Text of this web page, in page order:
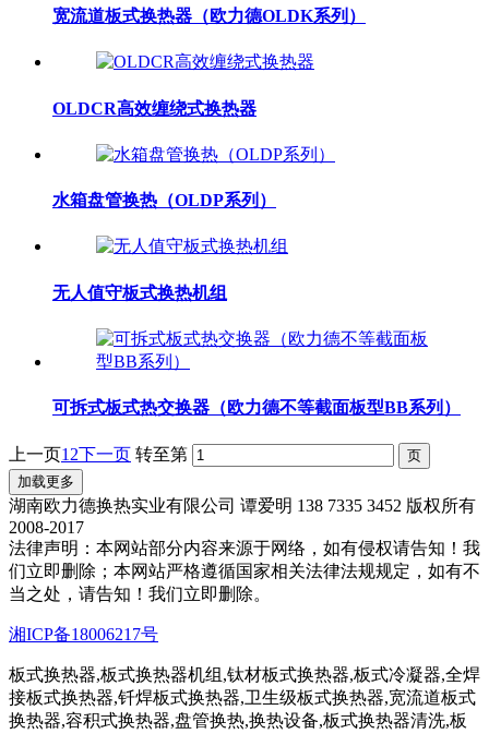
宽流道板式换热器（欧力德OLDK系列）
OLDCR高效缠绕式换热器
水箱盘管换热（OLDP系列）
无人值守板式换热机组
可拆式板式热交换器（欧力德不等截面板型BB系列）
上一页1 2下一页 转至第
加载更多
湖南欧力德换热实业有限公司 谭爱明 138 7335 3452 版权所有
2008-2017
法律声明：本网站部分内容来源于网络，如有侵权请告知！我
们立即删除；本网站严格遵循国家相关法律法规规定，如有不
当之处，请告知！我们立即删除。
湘ICP备18006217号
板式换热器,板式换热器机组,钛材板式换热器,板式冷凝器,全焊
接板式换热器,钎焊板式换热器,卫生级板式换热器,宽流道板式
换热器,容积式换热器,盘管换热,换热设备,板式换热器清洗,板